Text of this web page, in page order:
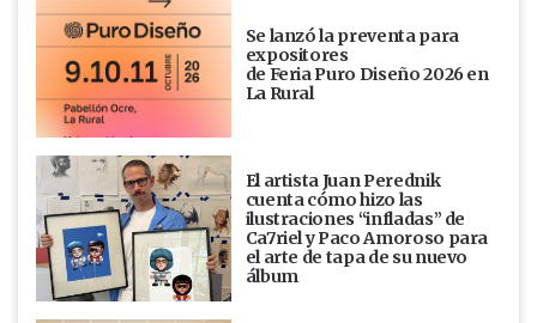
Se lanzó la preventa para
expositores
de Feria Puro Diseño 2026 en
La Rural
El artista Juan Perednik
cuenta cómo hizo las
ilustraciones “infladas” de
Ca7riel y Paco Amoroso para
el arte de tapa de su nuevo
álbum